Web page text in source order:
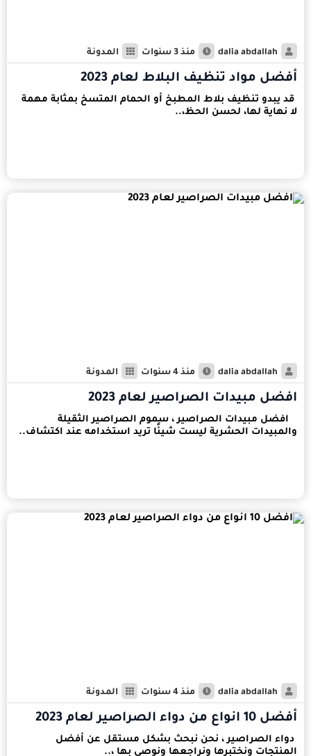
dalia abdallah منذ 3 سنوات المدونة
أفضل مواد تنظيف البلاط لعام 2023
قد يبدو تنظيف بلاط المطبخ أو الحمام المتسخ بمثابة مهمة
لا نهاية لها، لحسن الحظ،..
dalia abdallah منذ 4 سنوات المدونة
افضل مبيدات الصراصير لعام 2023
افضل مبيدات الصراصير ، سموم الصراصير الثقيلة
والمبيدات الحشرية ليست شيئًا تريد استخدامه عند اكتشاف..
dalia abdallah منذ 4 سنوات المدونة
أفضل 10 انواع من دواء الصراصير لعام 2023
دواء الصراصير ، نحن نبحث بشكل مستقل عن أفضل
المنتجات ونختبرها ونراجعها ونوصي بها ،..